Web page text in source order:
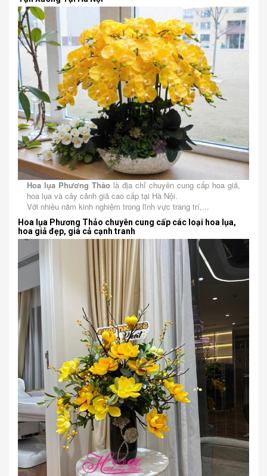
Hoa lụa Phương Thảo là địa chỉ chuyên cung cấp hoa giả,
hoa lụa và cây cảnh giả cao cấp tại Hà Nội.
Với nhiều năm kinh nghiệm trong lĩnh vực trang trí,...
Hoa lụa Phương Thảo chuyên cung cấp các loại hoa lụa,
hoa giả đẹp, giá cả cạnh tranh